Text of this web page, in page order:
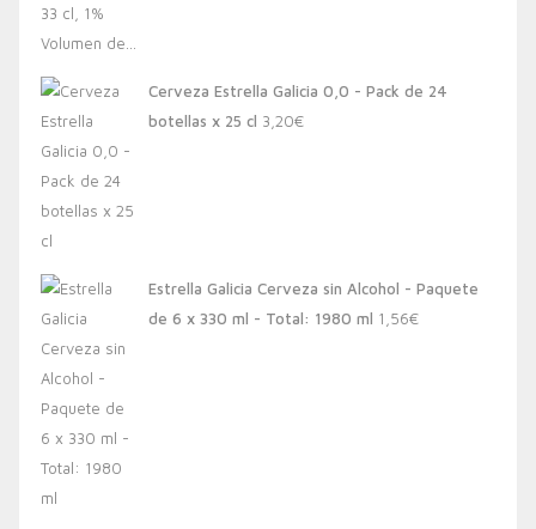
Cerveza Estrella Galicia 0,0 - Pack de 24
botellas x 25 cl 3,20€
Estrella Galicia Cerveza sin Alcohol - Paquete
de 6 x 330 ml - Total: 1980 ml 1,56€